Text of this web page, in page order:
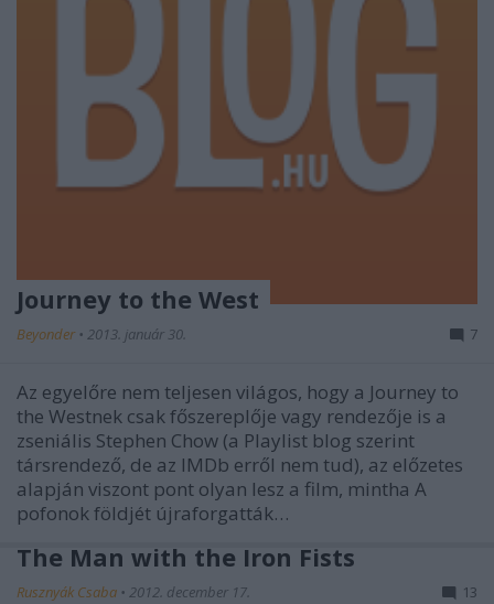
Journey to the West
Beyonder • 2013. január 30. 7
Az egyelőre nem teljesen világos, hogy a Journey to
the Westnek csak főszereplője vagy rendezője is a
zseniális Stephen Chow (a Playlist blog szerint
társrendező, de az IMDb erről nem tud), az előzetes
alapján viszont pont olyan lesz a film, mintha A
pofonok földjét újraforgatták…
The Man with the Iron Fists
Rusznyák Csaba • 2012. december 17. 13